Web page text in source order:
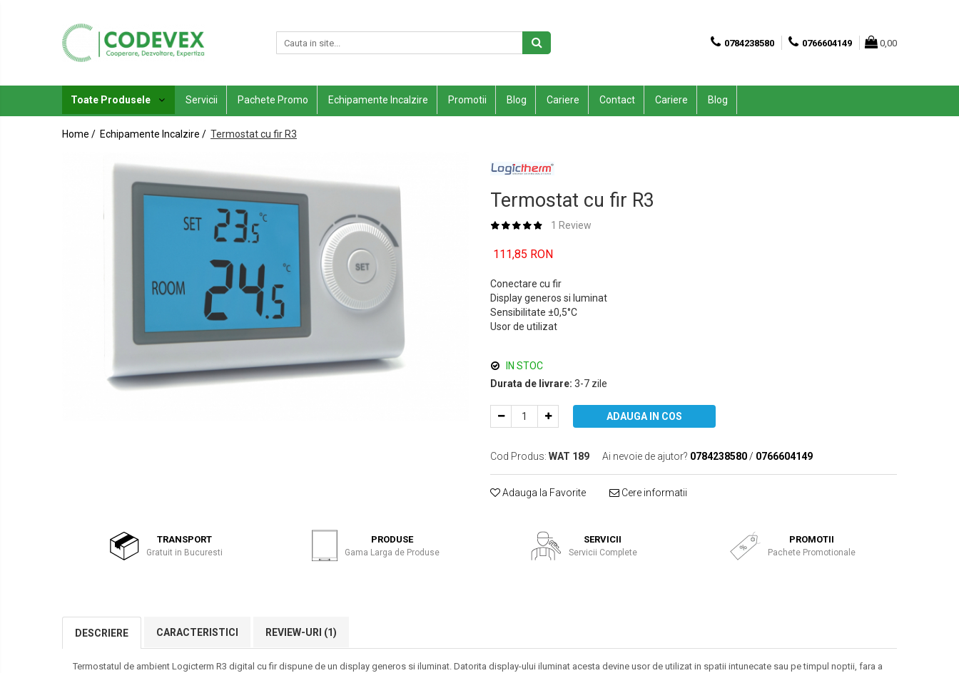
Toate Produsele
Echipamente Incalzire
Pachete promo
Boilere / Puffere
Calorifere / Radiatoare
0784238580 0766604149 0,00
Toate Produsele Servicii Pachete Promo Echipamente Incalzire Promotii Blog Cariere Contact Cariere Blog
Home / Echipamente Incalzire / Termostat cu fir R3
Termostat cu fir R3
1 Review
111,85 RON
Conectare cu fir
Display generos si luminat
Sensibilitate ±0,5°C
Usor de utilizat
IN STOC
Durata de livrare: 3-7 zile
ADAUGA IN COS
Cod Produs: WAT 189 Ai nevoie de ajutor? 0784238580/ 0766604149
Adauga la Favorite Cere informatii
TRANSPORT
Gratuit in Bucuresti
PRODUSE
Gama Larga de Produse
SERVICII
Servicii Complete
PROMOTII
Pachete Promotionale
DESCRIERE CARACTERISTICI REVIEW-URI (1)
Termostatul de ambient Logicterm R3 digital cu fir dispune de un display generos si iluminat. Datorita display-ului iluminat acesta devine usor de utilizat in spatii intunecate sau pe timpul noptii, fara a